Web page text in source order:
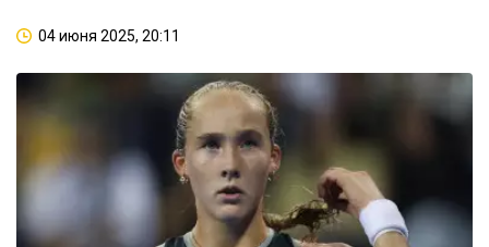
04 июня 2025, 20:11